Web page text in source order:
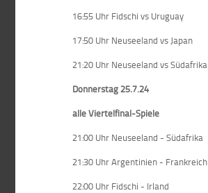
16:55 Uhr Fidschi vs Uruguay
17:50 Uhr Neuseeland vs Japan
21:20 Uhr Neuseeland vs Südafrika
Donnerstag 25.7.24
alle Viertelfinal-Spiele
21:00 Uhr Neuseeland - Südafrika
21:30 Uhr Argentinien - Frankreich
22:00 Uhr Fidschi - Irland